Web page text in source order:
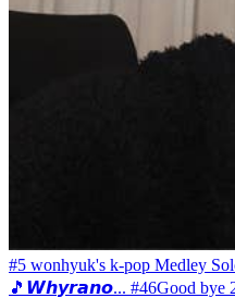
#5 wonhyuk's k-pop Medley
🎵 𝙒𝙝𝙮𝙧𝙖𝙣𝙤... #46Good bye